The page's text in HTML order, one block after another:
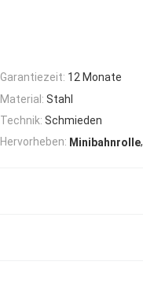
Garantiezeit: 12 Monate
Material: Stahl
Technik: Schmieden
Hervorheben: Minibahnrolle,